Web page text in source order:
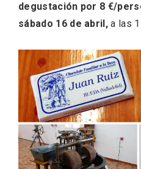
degustación por 8 €/
sábado 16 de abril, a las
IV Edición del
Memoria, Tierra y